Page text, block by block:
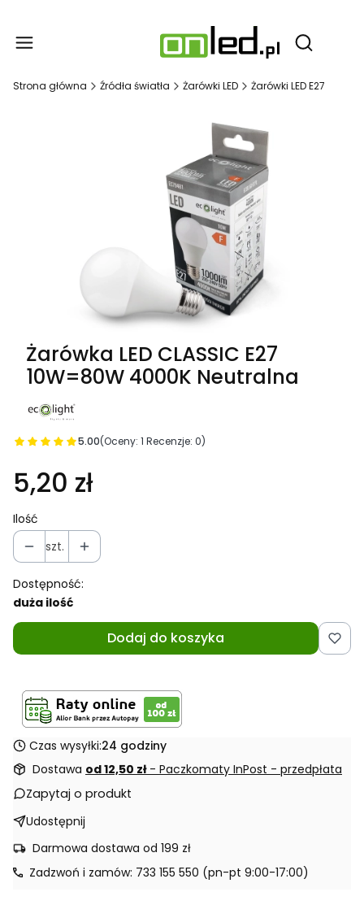
Otwórz
Strona główna Źródła światła Żarówki LED Żarówki LED E27
Żarówka LED CLASSIC E27
10W=80W 4000K Neutralna
5.00(Oceny: 1 Recenzje: 0)
5,20 zł
Ilość
szt.
Dostępność:
duża ilość
Dodaj do koszyka
Czas wysyłki:24 godziny
Dostawa od 12,50 zł - Paczkomaty InPost - przedpłata
Zapytaj o produkt
Udostępnij
Darmowa dostawa od 199 zł
Zadzwoń i zamów: 733 155 550 (pn-pt 9:00-17:00)